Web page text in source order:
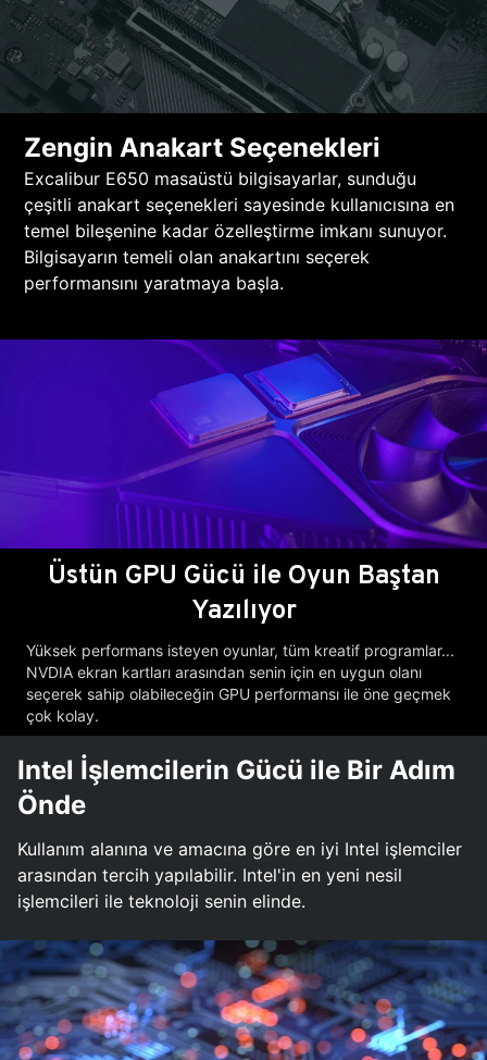
Zengin Anakart Seçenekleri
Excalibur E650 masaüstü bilgisayarlar, sunduğu
çeşitli anakart seçenekleri sayesinde kullanıcısına en
temel bileşenine kadar özelleştirme imkanı sunuyor.
Bilgisayarın temeli olan anakartını seçerek
performansını yaratmaya başla.
Üstün GPU Gücü ile Oyun Baştan
Yazılıyor
Yüksek performans isteyen oyunlar, tüm kreatif programlar...
NVDIA ekran kartları arasından senin için en uygun olanı
seçerek sahip olabileceğin GPU performansı ile öne geçmek
çok kolay.
Intel İşlemcilerin Gücü ile Bir Adım
Önde
Kullanım alanına ve amacına göre en iyi Intel işlemciler
arasından tercih yapılabilir. Intel'in en yeni nesil
işlemcileri ile teknoloji senin elinde.